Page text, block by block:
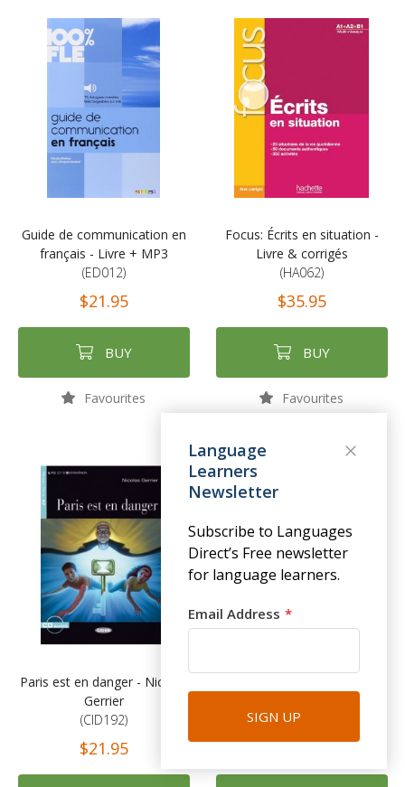
Guide de communication en
français - Livre + MP3
(ED012)
$21.95
BUY
Favourites
Focus: Écrits en situation -
Livre & corrigés
(HA062)
$35.95
BUY
Favourites
Paris est en danger - Nicolas
Gerrier
(CID192)
$21.95
(ELI11)
$18.95
Language
Learners
Newsletter
Subscribe to Languages
Direct’s Free newsletter
for language learners.
Email Address
SIGN UP